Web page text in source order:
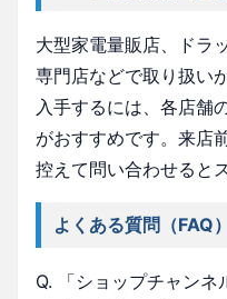
大型家電量販店、ドラ
専門店などで取り扱い
入手するには、各店舗
がおすすめです。来店
控えて問い合わせると
よくある質問（FAQ）
Q. 「ショップチャン